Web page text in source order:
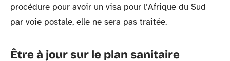
procédure pour avoir un visa pour l’Afrique du Sud
par voie postale, elle ne sera pas traitée.
Être à jour sur le plan sanitaire